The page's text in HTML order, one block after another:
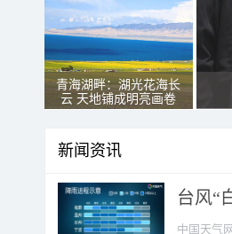
青海湖畔：湖光花海长
云 天地铺成明亮画卷
新闻资讯
台风“
中国天气网